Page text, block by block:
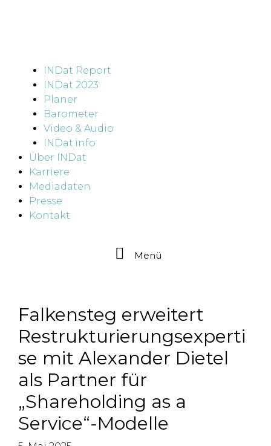
INDat Report
INDat 2023
Planer
Barometer
Video & Audio
INDat.info
Über INDat
Karriere
Mediadaten
Presse
Kontakt
Menü
Falkensteg erweitert
Restrukturierungsexperti
se mit Alexander Dietel
als Partner für
„Shareholding as a
Service“-Modelle